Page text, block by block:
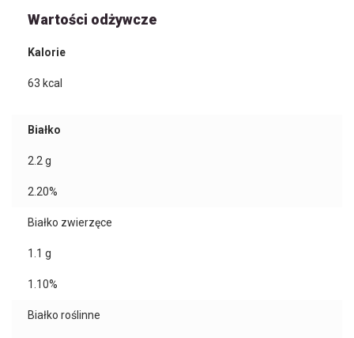
Wartości odżywcze
Kalorie
63 kcal
Białko
2.2g
2.20%
Białko zwierzęce
1.1 g
1.10%
Białko roślinne